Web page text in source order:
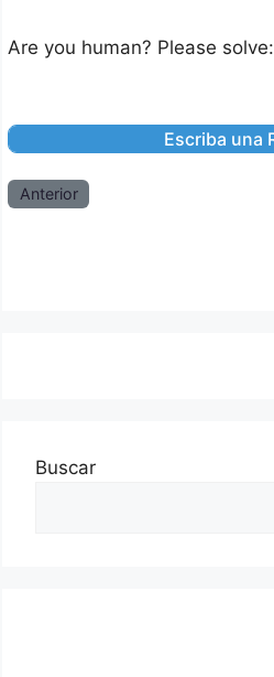
Are you human? Please solve:
Anterior
Buscar